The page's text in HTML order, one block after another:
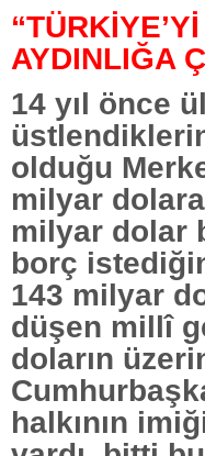
AYDINLIĞA
14 yıl önce
olduğu
milyar dolara
milyar dolar
borç
143 milyar
düşen millî
doların
halkının